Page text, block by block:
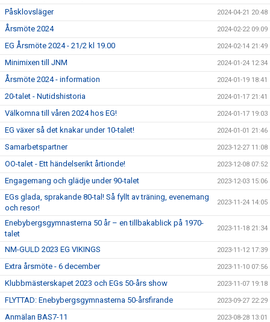
Påsklovsläger 2024-04-21 20:48
Årsmöte 2024 2024-02-22 09:09
EG Årsmöte 2024 - 21/2 kl 19.00 2024-02-14 21:49
Minimixen till JNM 2024-01-24 12:34
Årsmöte 2024 - information 2024-01-19 18:41
20-talet - Nutidshistoria 2024-01-17 21:41
Välkomna till våren 2024 hos EG! 2024-01-17 19:03
EG växer så det knakar under 10-talet! 2024-01-01 21:46
Samarbetspartner 2023-12-27 11:08
OO-talet - Ett händelserikt årtionde! 2023-12-08 07:52
Engagemang och glädje under 90-talet 2023-12-03 15:06
EGs glada, sprakande 80-tal! Så fyllt av träning, evenemang
och resor!
2023-11-24 14:05
Enebybergsgymnasterna 50 år – en tillbakablick på 1970-
talet
2023-11-18 21:34
NM-GULD 2023 EG VIKINGS 2023-11-12 17:39
Extra årsmöte - 6 december 2023-11-10 07:56
Klubbmästerskapet 2023 och EGs 50-års show 2023-11-07 19:18
FLYTTAD: Enebybergsgymnasterna 50-årsfirande 2023-09-27 22:29
Anmälan BAS7-11 2023-08-28 13:01